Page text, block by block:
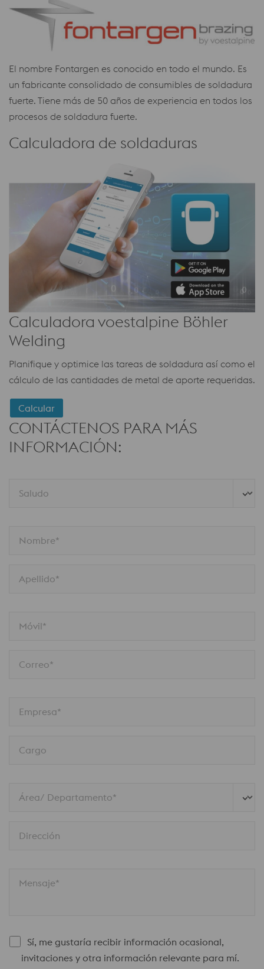
El nombre Fontargen es conocido en todo el mundo. Es
un fabricante consolidado de consumibles de soldadura
fuerte. Tiene más de 50 años de experiencia en todos los
procesos de soldadura fuerte.
Calculadora de soldaduras
Calculadora voestalpine Böhler
Welding
Planifique y optimice las tareas de soldadura así como el
cálculo de las cantidades de metal de aporte requeridas.
Calcular
CONTÁCTENOS PARA MÁS
INFORMACIÓN:
Saludo
Nombre*
Apellido*
Móvil*
Correo*
Empresa*
Cargo
Área/ Departamento*
Dirección
Mensaje*
Sí, me gustaría recibir información ocasional,
invitaciones y otra información relevante para mí.